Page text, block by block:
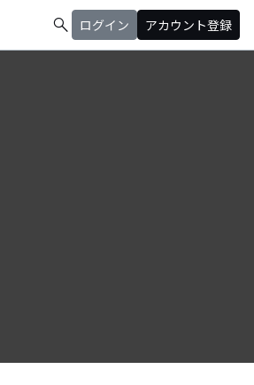
search ログイン アカウント登録